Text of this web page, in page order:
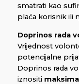
smatrati kao
plaća korisnik ili
Doprinos rada
Vrijednost
potencijalne
Doprinos rada
iznositi